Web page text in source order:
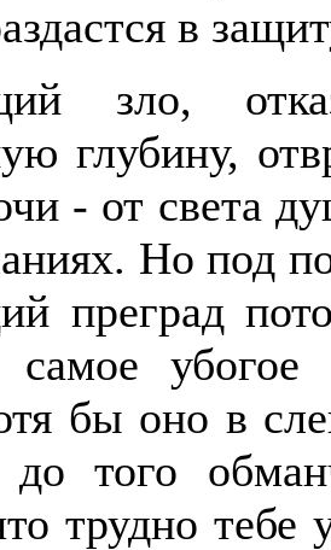
в
зло,
глубину,
- от света
Но под
преград
убогое
бы оно в
того
трудно тебе